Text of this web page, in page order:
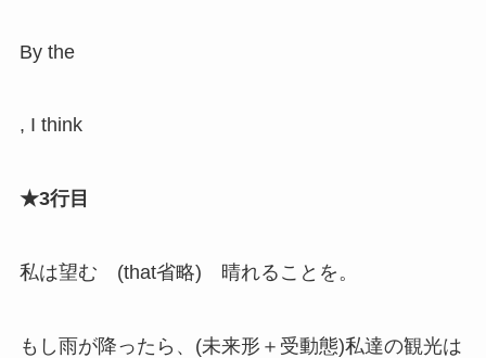
By the
, I think
★3行目
私は望む (that省略) 晴れることを。
もし雨が降ったら、(未来形＋受動態)私達の観光は